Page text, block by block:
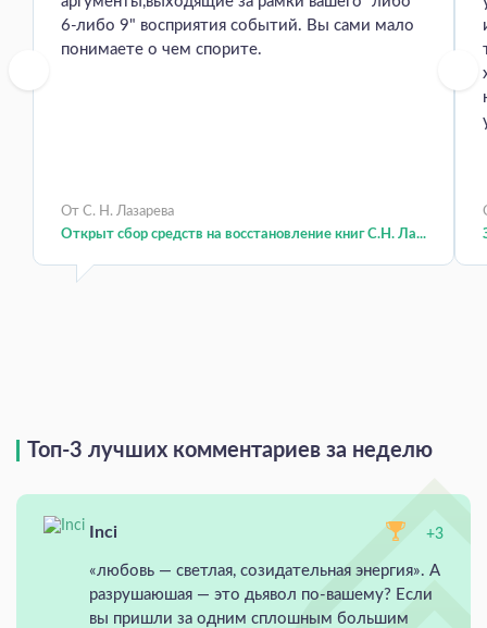
6-либо 9" восприятия событий. Вы сами мало
понимаете о чем спорите.
От С. Н. Лазарева
Открыт сбор средств на восстановление книг С.Н. Ла...
Топ-3 лучших комментариев за неделю
Inci +3
«любовь — светлая, созидательная энергия». А
разрушаюшая — это дьявол по-вашему? Если
вы пришли за одним сплошным большим